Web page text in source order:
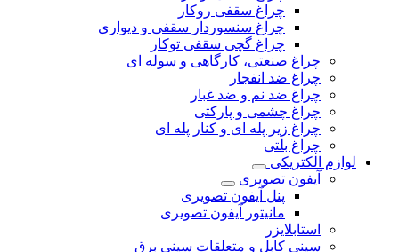
چراغ سقفی روکار
چراغ سنسوردار سقفی و دیواری
چراغ گچی سقفی توکار
چراغ صنعتی، کارگاهی و سوله ای
چراغ ضد انفجار
چراغ ضد نم و ضد غبار
چراغ چشمی و پارکتی
چراغ‌ زیر‌ پله‌ ای و کنار‌ پله‌ ای
چراغ بلتی
لوازم الکتریکی
آیفون تصویری
پنل آیفون تصویری
مانیتور آیفون تصویری
استابلایزر
سینی کابل و متعلقات سینی برق